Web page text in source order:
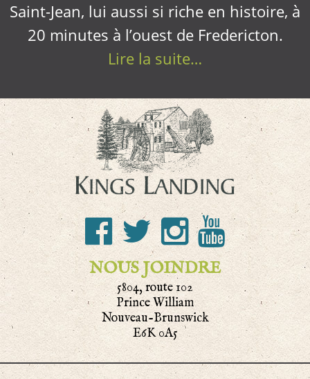
Saint-Jean, lui aussi si riche en histoire, à
20 minutes à l’ouest de Fredericton.
Lire la suite…
NOUS JOINDRE
5804, route 102
Prince William
Nouveau-Brunswick
E6K 0A5